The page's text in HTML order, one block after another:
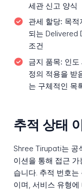
세관 신고 양식
관세 할당: 목적
되는 Delivered
조건
금지 품목: 인도
정의 적용을 받
는 구체적인 목
추적 상태
Shree Tirupati는 공
이션을 통해 접근
습니다. 추적 번호는
이며, 서비스 유형